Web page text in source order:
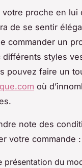
votre proche en lui
de se sentir
commander un
différents styles
pouvez faire un
où
note des
votre commande :
présentation du